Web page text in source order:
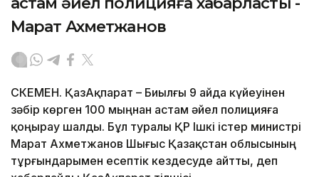
Марат Ахметжанов
ӨСКЕМЕН. ҚазАқпарат – Биылғы 9 айда күйеуінен
зәбір көрген 100 мыңнан астам әйел полицияға
қоңырау шалды. Бұл туралы ҚР Ішкі істер министрі
Марат Ахметжанов Шығыс Қазақстан облысының
тұрғындарымен есептік кездесуде айтты, деп